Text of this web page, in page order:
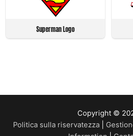
Superman Logo
Copyright ©
Politica sulla riservatezza